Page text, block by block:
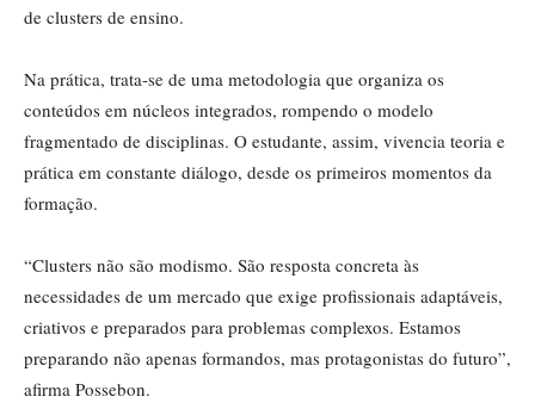
de clusters de ensino.
Na prática, trata-se de uma metodologia que organiza os
conteúdos em núcleos integrados, rompendo o modelo
fragmentado de disciplinas. O estudante, assim, vivencia teoria e
prática em constante diálogo, desde os primeiros momentos da
formação.
“Clusters não são modismo. São resposta concreta às
necessidades de um mercado que exige profissionais adaptáveis,
criativos e preparados para problemas complexos. Estamos
preparando não apenas formandos, mas protagonistas do futuro”,
afirma Possebon.